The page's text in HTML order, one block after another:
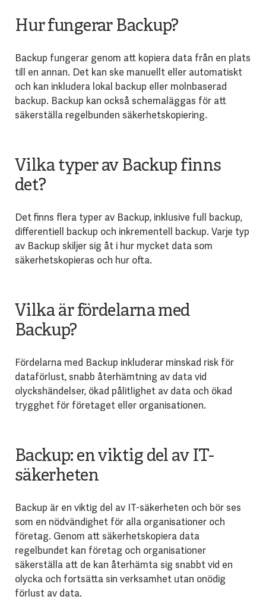
Hur fungerar Backup?
Backup fungerar genom att kopiera data från en plats
till en annan. Det kan ske manuellt eller automatiskt
och kan inkludera lokal backup eller molnbaserad
backup. Backup kan också schemaläggas för att
säkerställa regelbunden säkerhetskopiering.
Vilka typer av Backup finns
det?
Det finns flera typer av Backup, inklusive full backup,
differentiell backup och inkrementell backup. Varje typ
av Backup skiljer sig åt i hur mycket data som
säkerhetskopieras och hur ofta.
Vilka är fördelarna med
Backup?
Fördelarna med Backup inkluderar minskad risk för
dataförlust, snabb återhämtning av data vid
olyckshändelser, ökad pålitlighet av data och ökad
trygghet för företaget eller organisationen.
Backup: en viktig del av IT-
säkerheten
Backup är en viktig del av IT-säkerheten och bör ses
som en nödvändighet för alla organisationer och
företag. Genom att säkerhetskopiera data
regelbundet kan företag och organisationer
säkerställa att de kan återhämta sig snabbt vid en
olycka och fortsätta sin verksamhet utan onödig
förlust av data.